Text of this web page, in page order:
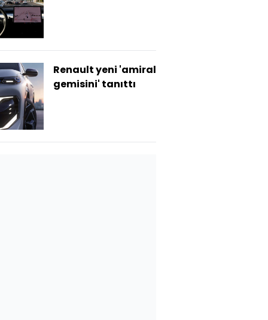
Renault yeni 'amiral
gemisini' tanıttı